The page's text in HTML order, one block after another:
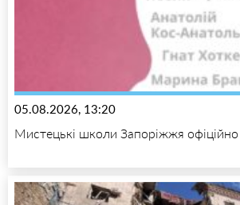
05.08.2026, 13:20
Мистецькі школи Запоріжжя